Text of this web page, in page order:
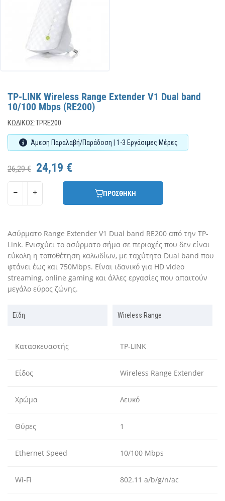
TP-LINK Wireless Range Extender V1 Dual band
10/100 Mbps (RE200)
ΚΩΔΙΚΌΣ:TPRE200
Άμεση Παραλαβή/Παράδοση | 1-3 Εργάσιμες Μέρες
26,29 € 24,19 €
ΠΡΟΣΘΗΚΗ
Ασύρματο Range Extender V1 Dual band RE200 από την TP-
Link. Ενισχύει το ασύρματο σήμα σε περιοχές που δεν είναι
εύκολη η τοποθέτηση καλωδίων, με ταχύτητα Dual band που
φτάνει έως και 750Mbps. Είναι ιδανικό για HD video
streaming, online gaming και άλλες εργασίες που απαιτούν
μεγάλο εύρος ζώνης.
Είδη Wireless Range
Κατασκευαστής TP-LINK
Είδος Wireless Range Extender
Χρώμα Λευκό
Θύρες 1
Ethernet Speed 10/100 Mbps
Wi-Fi 802.11 a/b/g/n/ac